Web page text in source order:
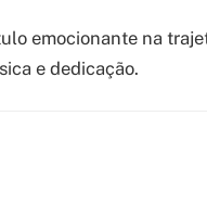
emocionante na
e dedicação.